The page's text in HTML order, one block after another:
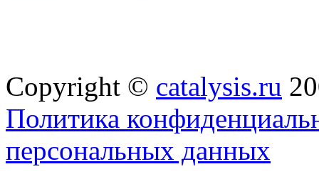
Copyright © catalysis.ru
Политика
персональных данных